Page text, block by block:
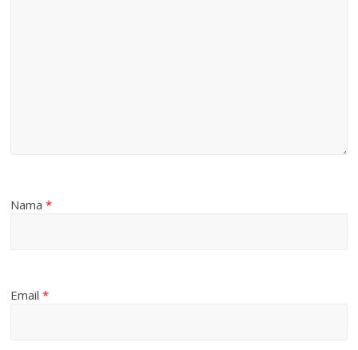
Nama*
Email*